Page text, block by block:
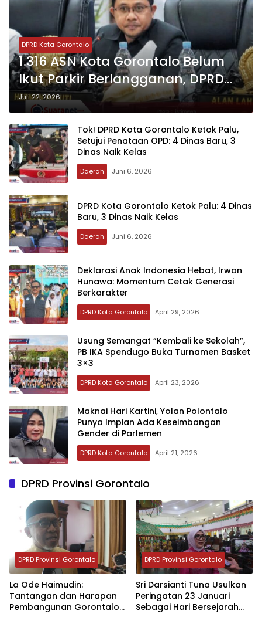
DPRD Kota Gorontalo
‎1.316 ASN Kota Gorontalo Belum
Ikut Parkir Berlangganan, DPRD
Minta Pemerintah Bertindak
Tegas
Juli 22, 2026
‎Tok! DPRD Kota Gorontalo Ketok Palu,
Setujui Penataan OPD: 4 Dinas Baru, 3
Dinas Naik Kelas‎‎
Daerah Juni 6, 2026
‎DPRD Kota Gorontalo Ketok Palu: 4 Dinas
Baru, 3 Dinas Naik Kelas
Daerah Juni 6, 2026
‎Deklarasi Anak Indonesia Hebat, Irwan
Hunawa: Momentum Cetak Generasi
Berkarakter
DPRD Kota Gorontalo April 29, 2026
‎Usung Semangat “Kembali ke Sekolah”,
PB IKA Spendugo Buka Turnamen Basket
3×3
DPRD Kota Gorontalo April 23, 2026
‎Maknai Hari Kartini, Yolan Polontalo
Punya Impian Ada Keseimbangan
Gender di Parlemen
DPRD Kota Gorontalo April 21, 2026
DPRD Provinsi Gorontalo
DPRD Provinsi Gorontalo
La Ode Haimudin:
Tantangan dan Harapan
Pembangunan Gorontalo
DPRD Provinsi Gorontalo
Sri Darsianti Tuna Usulkan
Peringatan 23 Januari
Sebagai Hari Bersejarah